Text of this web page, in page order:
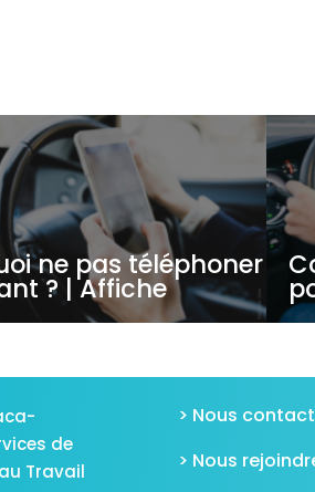
ne pas téléphoner
? | Affiche
de
Travail
> Nous
> Nous